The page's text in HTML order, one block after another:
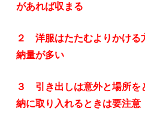
があれば収まる
２ 洋服はたたむよりかける
納量が多い
３ 引き出しは意外と場所を
納に取り入れるときは要注意